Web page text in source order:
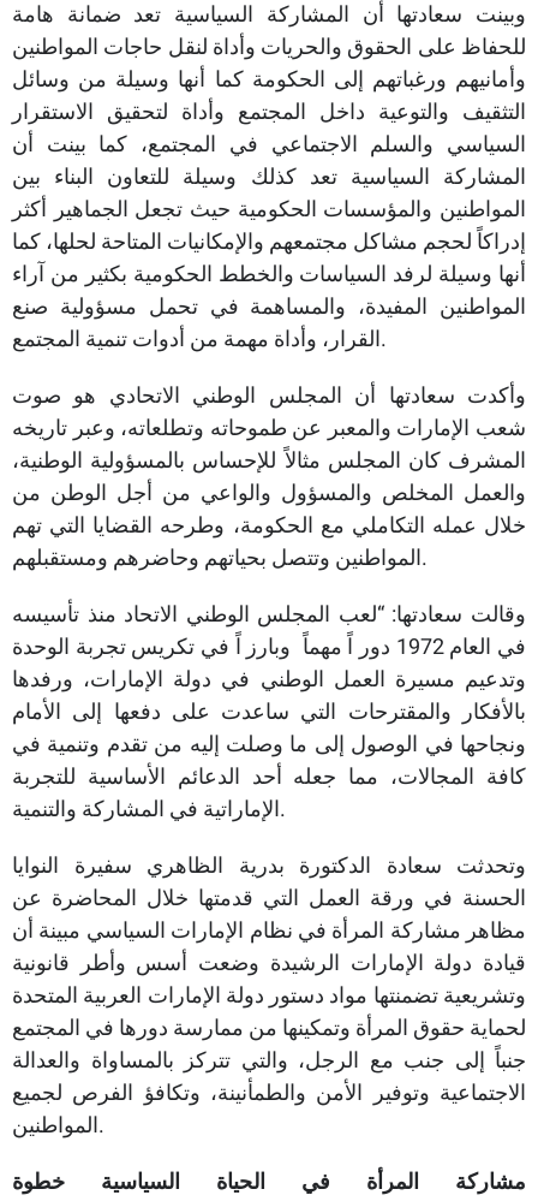
وبينت سعادتها أن المشاركة السياسية تعد ضمانة هامة
للحفاظ على الحقوق والحريات وأداة لنقل حاجات المواطنين
وأمانيهم ورغباتهم إلى الحكومة كما أنها وسيلة من وسائل
التثقيف والتوعية داخل المجتمع وأداة لتحقيق الاستقرار
السياسي والسلم الاجتماعي في المجتمع، كما بينت أن
المشاركة السياسية تعد كذلك وسيلة للتعاون البناء بين
المواطنين والمؤسسات الحكومية حيث تجعل الجماهير أكثر
إدراكاً لحجم مشاكل مجتمعهم والإمكانيات المتاحة لحلها، كما
أنها وسيلة لرفد السياسات والخطط الحكومية بكثير من آراء
المواطنين المفيدة، والمساهمة في تحمل مسؤولية صنع
القرار، وأداة مهمة من أدوات تنمية المجتمع.
وأكدت سعادتها أن المجلس الوطني الاتحادي هو صوت
شعب الإمارات والمعبر عن طموحاته وتطلعاته، وعبر تاريخه
المشرف كان المجلس مثالاً للإحساس بالمسؤولية الوطنية،
والعمل المخلص والمسؤول والواعي من أجل الوطن من
خلال عمله التكاملي مع الحكومة، وطرحه القضايا التي تهم
المواطنين وتتصل بحياتهم وحاضرهم ومستقبلهم.
وقالت سعادتها: “لعب المجلس الوطني الاتحاد منذ تأسيسه
في العام 1972 دور اً مهماً وبارز اً في تكريس تجربة الوحدة
وتدعيم مسيرة العمل الوطني في دولة الإمارات، ورفدها
بالأفكار والمقترحات التي ساعدت على دفعها إلى الأمام
ونجاحها في الوصول إلى ما وصلت إليه من تقدم وتنمية في
كافة المجالات، مما جعله أحد الدعائم الأساسية للتجربة
الإماراتية في المشاركة والتنمية.
وتحدثت سعادة الدكتورة بدرية الظاهري سفيرة النوايا
الحسنة في ورقة العمل التي قدمتها خلال المحاضرة عن
مظاهر مشاركة المرأة في نظام الإمارات السياسي مبينة أن
قيادة دولة الإمارات الرشيدة وضعت أسس وأطر قانونية
وتشريعية تضمنتها مواد دستور دولة الإمارات العربية المتحدة
لحماية حقوق المرأة وتمكينها من ممارسة دورها في المجتمع
جنباً إلى جنب مع الرجل، والتي تتركز بالمساواة والعدالة
الاجتماعية وتوفير الأمن والطمأنينة، وتكافؤ الفرص لجميع
المواطنين.
مشاركة المرأة في الحياة السياسية خطوة